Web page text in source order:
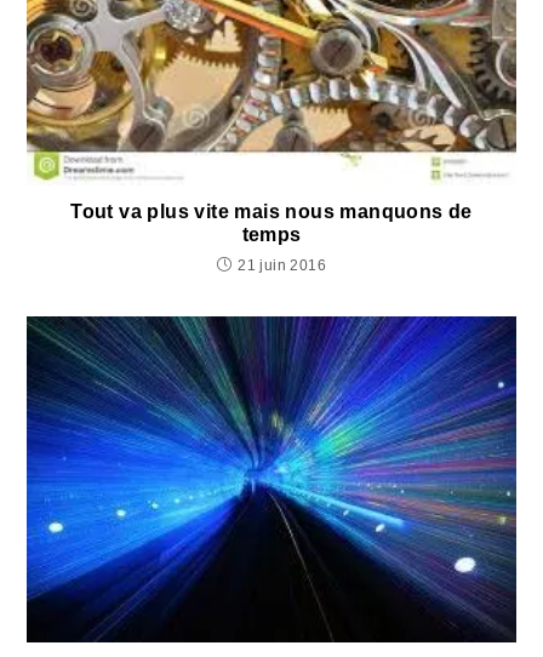
Tout va plus vite mais nous manquons de
temps
21 juin 2016